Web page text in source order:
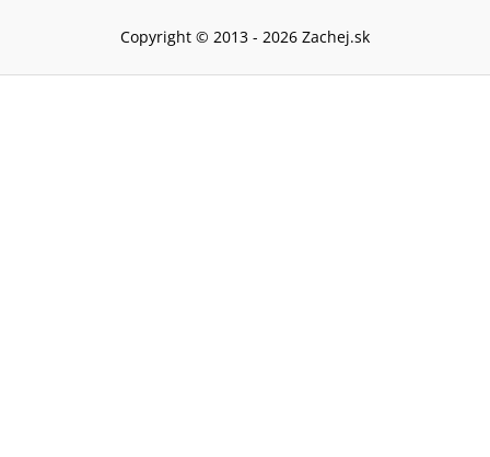
Copyright © 2013 - 2026 Zachej.sk